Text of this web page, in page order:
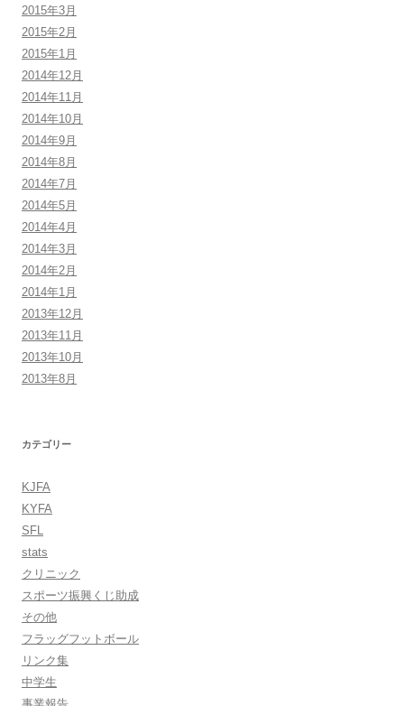
2015年3月
2015年2月
2015年1月
2014年12月
2014年11月
2014年10月
2014年9月
2014年8月
2014年7月
2014年5月
2014年4月
2014年3月
2014年2月
2014年1月
2013年12月
2013年11月
2013年10月
2013年8月
カテゴリー
KJFA
KYFA
SFL
stats
クリニック
スポーツ振興くじ助成
その他
フラッグフットボール
リンク集
中学生